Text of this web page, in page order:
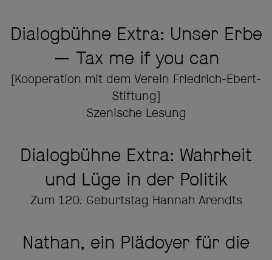
Dialogbühne Extra: Unser Erbe
— Tax me if you can
[Kooperation mit dem Verein Friedrich-Ebert-
Stiftung]
Szenische Lesung
Dialogbühne Extra: Wahrheit
und Lüge in der Politik
Zum 120. Geburtstag Hannah Arendts
Nathan, ein Plädoyer für die